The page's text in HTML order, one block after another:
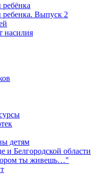
ребенка. Выпуск 2
насилия
детям
и Белгородской области
ты живешь…"